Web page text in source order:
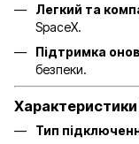
Легкий та
SpaceX.
Підтримка
безпеки.
Тип